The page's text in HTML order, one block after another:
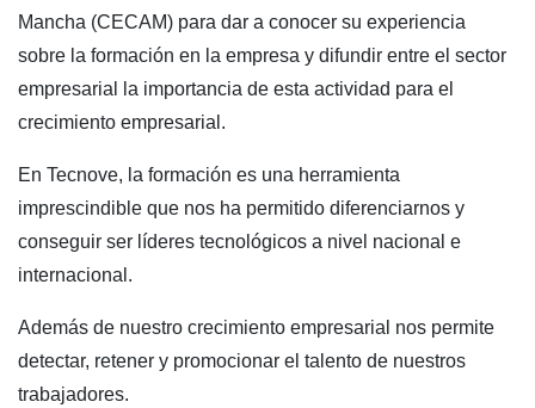
Mancha (CECAM) para dar a conocer su experiencia
sobre la formación en la empresa y difundir entre el sector
empresarial la importancia de esta actividad para el
crecimiento empresarial.
En Tecnove, la formación es una herramienta
imprescindible que nos ha permitido diferenciarnos y
conseguir ser líderes tecnológicos a nivel nacional e
internacional.
Además de nuestro crecimiento empresarial nos permite
detectar, retener y promocionar el talento de nuestros
trabajadores.